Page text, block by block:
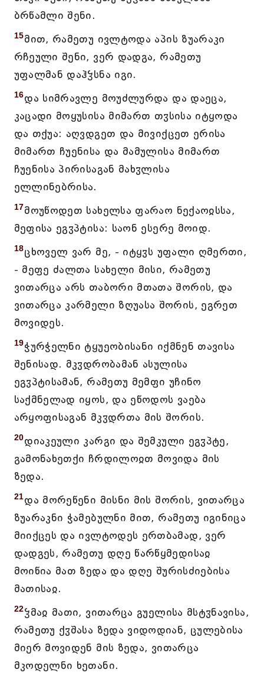
ბრწამლი შენი.
15მით, რამეთუ ივლტოდა აპის ზუარაკი
რჩეული შენი, ვერ დადგა, რამეთუ
უფალმან დაჰჴსნა იგი.
16და სიმრავლე მოუძლურდა და დაეცა,
კაცადი მოყუსისა მიმართ თჳსისა იტყოდა
და თქუა: აღვდგეთ და მივიქცეთ ერისა
მიმართ ჩუენისა და მამულისა მიმართ
ჩუენისა პირისაგან მახჳლისა
ელლინებრისა.
17მოუწოდეთ სახელსა ფარაო ნექაოჲსსა,
მეფისა ეგჳპტისა: საონ ესერე მოიდ.
18ცხოველ ვარ მე, - იტყჳს უფალი ღმერთი,
- მეფე ძალთა სახელი მისი, რამეთუ
ვითარცა არს თაბორი მთათა შორის, და
ვითარცა კარმელი ზღუასა შორის, ეგრეთ
მოვიდეს.
19ჭურჭელნი ტყუეობისანი იქმნენ თავისა
შენისად. მკჳდრობამან ასულისა
ეგჳპტისამან, რამეთუ მემფი უჩინო
საქმნელად იყოს, და ეწოდოს ვაება
არყოფისაგან მკჳდრთა მის შორის.
20დიაკეული კარგი და შემკული ეგჳპტე,
გამონახეთქი ჩრდილოჲთ მოვიდა მის
ზედა.
21და მორეწენი მისნი მის შორის, ვითარცა
ზუარაკნი ჭამებულნი მით, რამეთუ იგინიცა
მიიქცეს და ივლტოდეს ერთბამად, ვერ
დადგეს, რამეთუ დღე წარწყმედისაჲ
მოიწია მათ ზედა და დღე შურისძიებისა
მათისაჲ.
22ჴმაჲ მათი, ვითარცა გუელისა მსტჳნავისა,
რამეთუ ქჳშასა ზედა ვიდოდიან, ცულებისა
მიერ მოვიდენ მის ზედა, ვითარცა
მკოდელნი ხეთანი.